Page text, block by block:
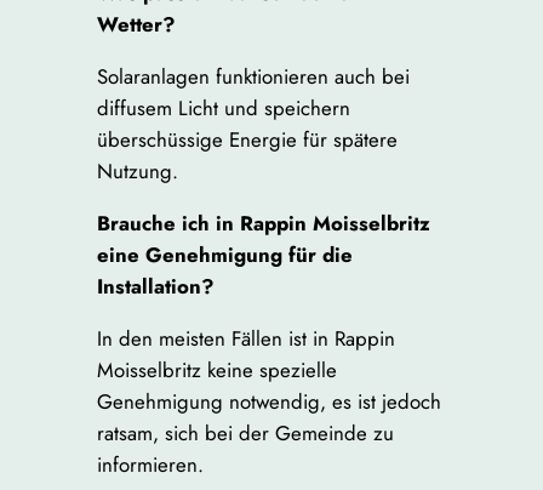
Wetter?
Solaranlagen funktionieren auch bei
diffusem Licht und speichern
überschüssige Energie für spätere
Nutzung.
Brauche ich in Rappin Moisselbritz
eine Genehmigung für die
Installation?
In den meisten Fällen ist in Rappin
Moisselbritz keine spezielle
Genehmigung notwendig, es ist jedoch
ratsam, sich bei der Gemeinde zu
informieren.